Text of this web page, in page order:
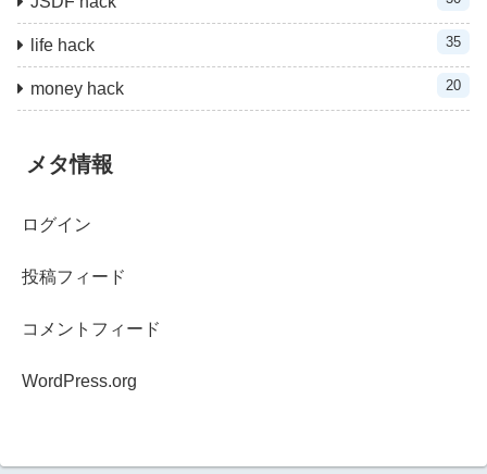
life hack 35
money hack 20
メタ情報
ログイン
投稿フィード
コメントフィード
WordPress.org